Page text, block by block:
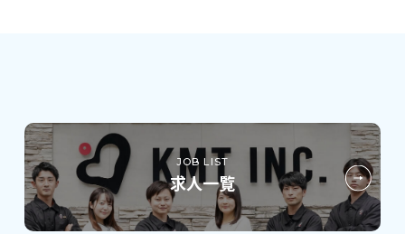
JOB LIST
求人一覧